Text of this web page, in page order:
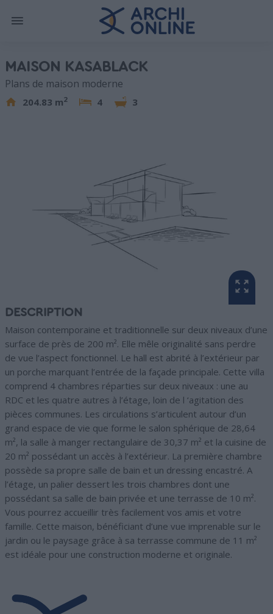
MAISON KASABLACK
Plans de maison moderne
204.83 m2 4 3
DESCRIPTION
Maison contemporaine et traditionnelle sur deux niveaux d’une
surface de près de 200 m². Elle mêle originalité sans perdre
de vue l’aspect fonctionnel. Le hall est abrité à l’extérieur par
un porche marquant l’entrée de la façade principale. Cette villa
comprend 4 chambres réparties sur deux niveaux : une au
RDC et les quatre autres à l’étage, loin de l ‘agitation des
pièces communes. Les circulations s’articulent autour d’un
grand espace de vie que forme le salon sphérique de 28,64
m², la salle à manger rectangulaire de 30,37 m² et la cuisine de
20 m² possédant un accès à l’extérieur. La première chambre
possède sa propre salle de bain et un dressing encastré. A
l’étage, un palier dessert les trois chambres dont une
possédant sa salle de bain privée et une terrasse de 10 m².
Vous pourrez accueillir très facilement vos amis et votre
famille. Cette maison, bénéficiant d’une vue imprenable sur le
jardin ou le paysage grâce à sa terrasse commune de 11 m²
est idéale pour une construction moderne et originale.